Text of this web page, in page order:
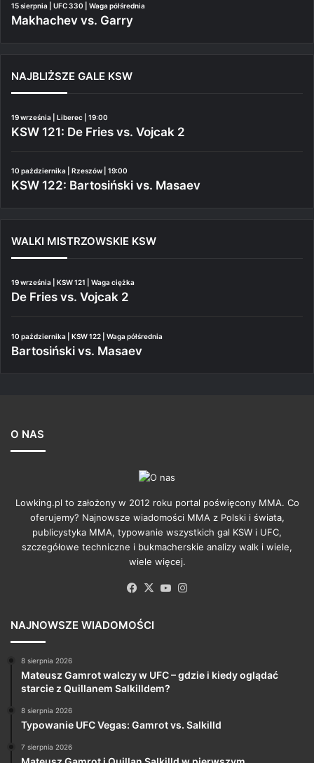
15 sierpnia | UFC 330 | Waga półśrednia
Makhachev vs. Garry
NAJBLIŻSZE GALE KSW
19 września | Liberec | 19:00
KSW 121: De Fries vs. Vojcak 2
10 października | Rzeszów | 19:00
KSW 122: Bartosiński vs. Masaev
WALKI MISTRZOWSKIE KSW
19 września | KSW 121 | Waga ciężka
De Fries vs. Vojcak 2
10 października | KSW 122 | Waga półśrednia
Bartosiński vs. Masaev
O NAS
Lowking.pl to założony w 2012 roku portal poświęcony MMA. Co
oferujemy? Najnowsze wiadomości MMA z Polski i świata,
publicystyka MMA, typowanie wszystkich gal KSW i UFC,
szczegółowe techniczne i bukmacherskie analizy walk i wiele,
wiele więcej.
Facebook
X YouTube
NAJNOWSZE WIADOMOŚCI
8 sierpnia 2026
Mateusz Gamrot walczy w UFC – gdzie i kiedy oglądać
starcie z Quillanem Salkilldem?
8 sierpnia 2026
Typowanie UFC Vegas: Gamrot vs. Salkilld
7 sierpnia 2026